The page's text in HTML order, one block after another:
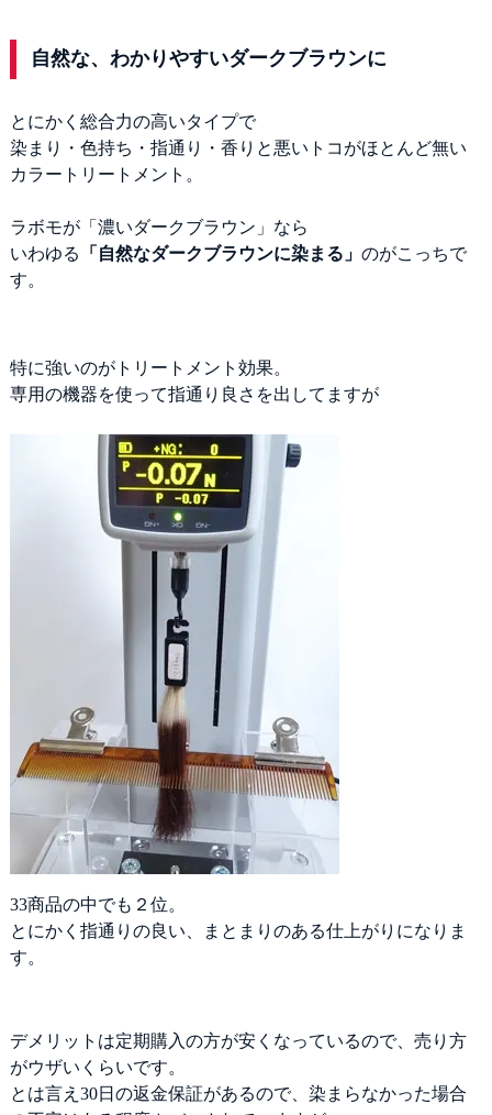
自然な、わかりやすいダークブラウンに
とにかく総合力の高いタイプで
染まり・色持ち・指通り・香りと悪いトコがほとんど無い
カラートリートメント。
ラボモが「濃いダークブラウン」なら
いわゆる
「自然なダークブラウンに染まる」 のがこっちで
す。
特に強いのがトリートメント効果。
専用の機器を使って指通り良さを出してますが
の中でも２位。
とにかく指通りの良い、まとまりのある仕上がりになりま
す。
デメリットは定期購入の方が安くなっているので、売り方
がウザいくらいです。
とは言え30日の返金保証があるので、染まらなかった場合